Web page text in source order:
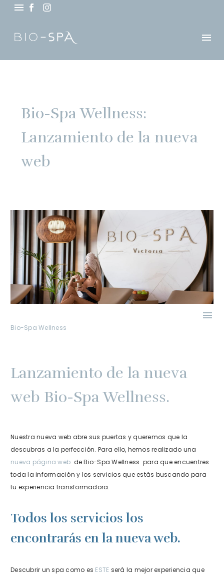
Bio-Spa Wellness:
Lanzamiento de la nueva
web

Bio-Spa Wellness
Lanzamiento de la nueva
web Bio-Spa Wellness.
Nuestra nueva web abre sus puertas y queremos que la
descubras a la perfección. Para ello, hemos realizado una
nueva página web de Bio-Spa Wellness para que encuentres
toda la información y los servicios que estás buscando para
tu experiencia transformadora.
Todos los servicios los
encontrarás en la nueva web.
Descubrir un spa como es ESTE será la mejor experiencia que